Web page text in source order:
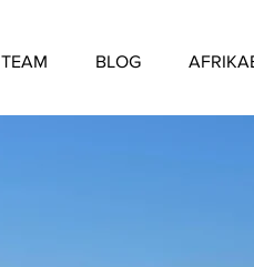
TEAM BLOG